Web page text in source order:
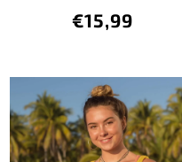
€15,99